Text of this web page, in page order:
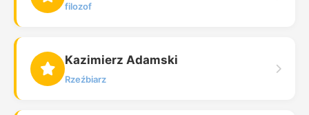
filozof
Kazimierz Adamski
Rzeźbiarz